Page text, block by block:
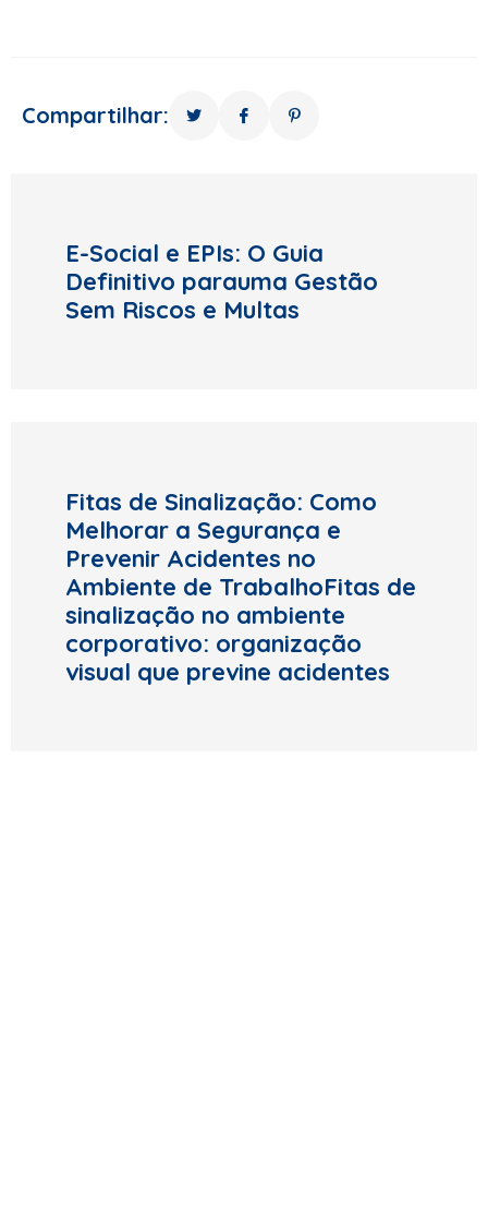
Compartilhar:
E-Social e EPIs: O Guia
Definitivo parauma Gestão
Sem Riscos e Multas
Fitas de Sinalização: Como
Melhorar a Segurança e
Prevenir Acidentes no
Ambiente de TrabalhoFitas de
sinalização no ambiente
corporativo: organização
visual que previne acidentes